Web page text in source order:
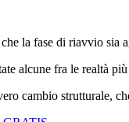
la fase di riavvio
alcune fra le realtà
cambio strutturale,